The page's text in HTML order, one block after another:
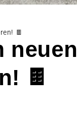
🍫
neuen
🍫